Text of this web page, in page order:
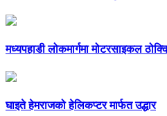
मध्यपहाडी लोकमार्गमा मोटरसाइकल
घाइते हेमराजको हेलिकप्टर मार्फत उद्धार